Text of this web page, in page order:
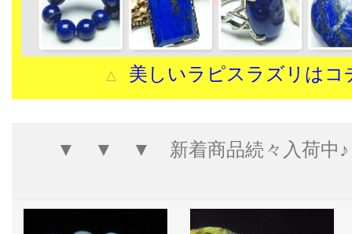
△ 美しいラピスラズリはコ
▼ ▼ ▼ 新着商品続々入